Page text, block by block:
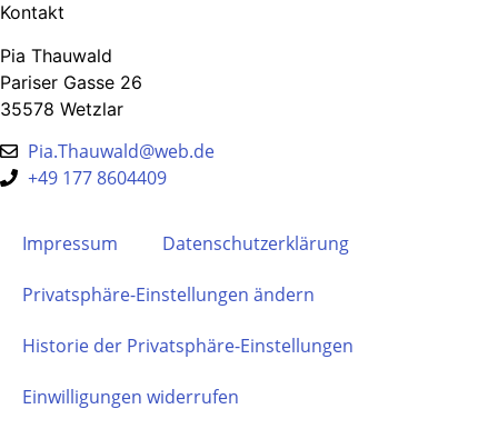
Kontakt
Pia Thauwald
Pariser Gasse 26
35578 Wetzlar
Pia.Thauwald@web.de
+49 177 8604409
Impressum Datenschutz­erklärung
Privatsphäre-Einstellungen ändern
Historie der Privatsphäre-Einstellungen
Einwilligungen widerrufen